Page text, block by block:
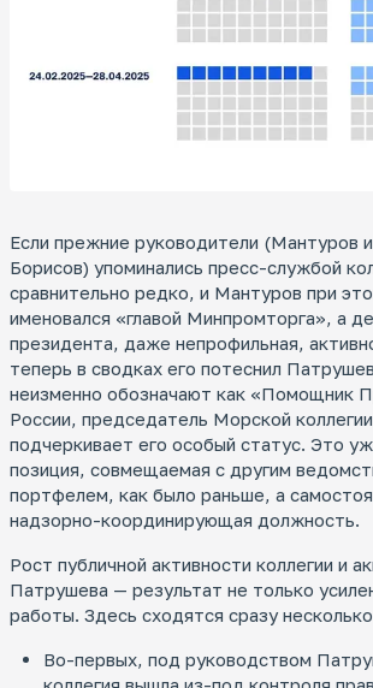
Если прежние руководители (Мантуров
Борисов) упоминались пресс-службой
сравнительно редко, и Мантуров при
именовался «главой Минпромторга», а
президента, даже непрофильная,
теперь в сводках его потеснил
неизменно обозначают как «Помощник
России, председатель Морской
подчеркивает его особый статус. Это
позиция, совмещаемая с другим
портфелем, как было раньше, а
надзорно-координирующая должность.
Рост публичной активности коллегии и
Патрушева — результат не только
работы. Здесь сходятся сразу
Во-первых, под руководством